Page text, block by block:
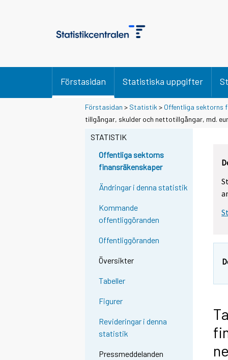
Förstasidan Statistiska uppgifter
Förstasidan > Statistik > Offentliga sektorns
tillgångar, skulder och nettotillgångar, md.
STATISTIK
Offentliga sektorns
finansräkenskaper
Ändringar i denna statistik
Kommande
offentliggöranden
Offentliggöranden
Översikter
Tabeller
Figurer
Revideringar i denna
statistik
Pressmeddelanden